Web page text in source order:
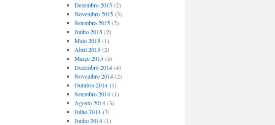
Dezembro 2015(2)
Novembro 2015(3)
Setembro 2015(2)
Junho 2015(2)
Maio 2015(1)
Abril 2015(2)
Março 2015(5)
Dezembro 2014(4)
Novembro 2014(2)
Outubro 2014(1)
Setembro 2014(1)
Agosto 2014(3)
Julho 2014(3)
Junho 2014(1)